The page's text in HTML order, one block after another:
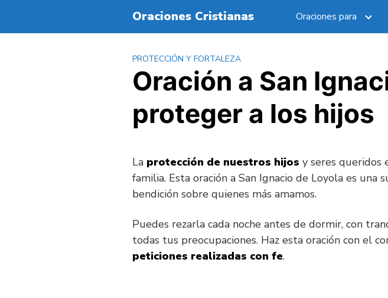
l
Oraciones Cristianas Oraciones para
PROTECCIÓN Y FORTALEZA
Oración a San
proteger a los hijos
La protección de nuestros hijos y seres queridos
familia. Esta oración a San Ignacio de Loyola es
bendición sobre quienes más amamos.
Puedes rezarla cada noche antes de dormir, con
todas tus preocupaciones. Haz esta oración con el
peticiones realizadas con fe.